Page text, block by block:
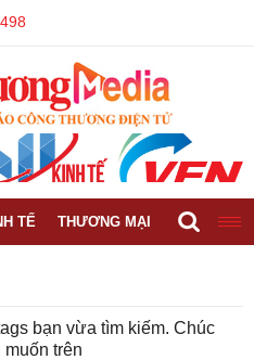
TẾ THƯƠNG MẠI CÔNG
bạn vừa tìm kiếm. Chúc
trên